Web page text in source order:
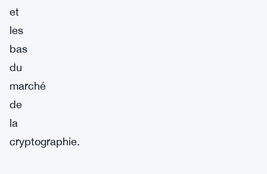
et
les
bas
du
marché
de
la
cryptographie.